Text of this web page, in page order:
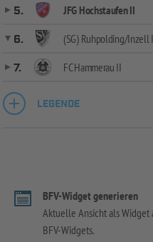
5.
JFG Hochstaufen II
6.
(SG) Ruhpolding/Inzell I
7.
FC Hammerau II
LEGENDE
BFV-Widget generieren
Aktuelle Ansicht als Widget
BFV-Widgets.